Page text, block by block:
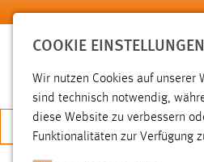
Zum Hauptinhalt springen
JETZT
COOKIE EINSTELLUNGEN
Wir nutzen Cookies auf unserer
sind technisch notwendig,
diese Website zu verbessern
Funktionalitäten zur Verfügung